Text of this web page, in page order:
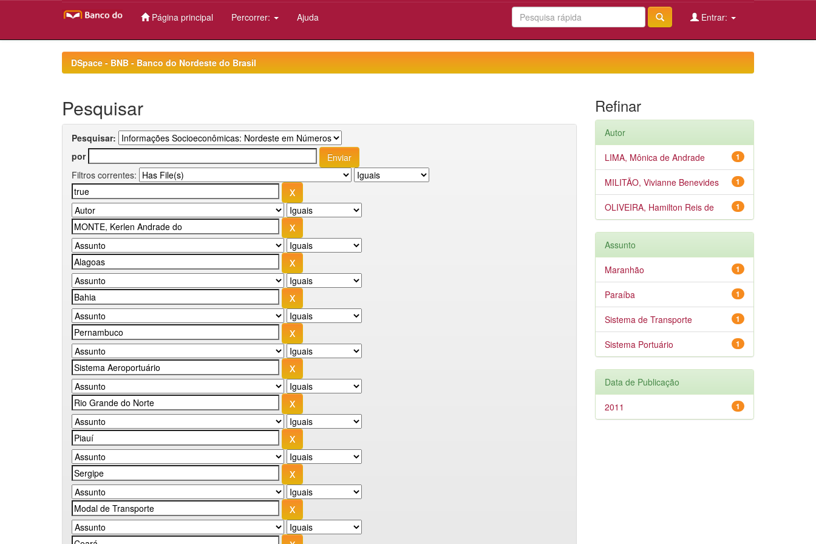
Página principal Percorrer: Ajuda Entrar:
DSpace - BNB - Banco do Nordeste do Brasil
Pesquisar
Pesquisar:
por
Filtros correntes:
Refinar
Autor
1
LIMA, Mônica de Andrade
1
MILITÃO, Vivianne Benevides
1
OLIVEIRA, Hamilton Reis de
Assunto
1
Maranhão
1
Paraíba
1
Sistema de Transporte
1
Sistema Portuário
Data de Publicação
1
2011